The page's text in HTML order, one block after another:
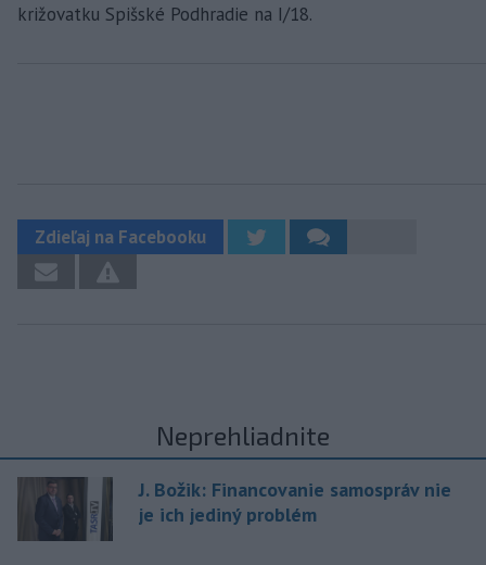
križovatku Spišské Podhradie na I/18.
Zdieľaj na Facebooku
Neprehliadnite
J. Božik: Financovanie samospráv nie
je ich jediný problém